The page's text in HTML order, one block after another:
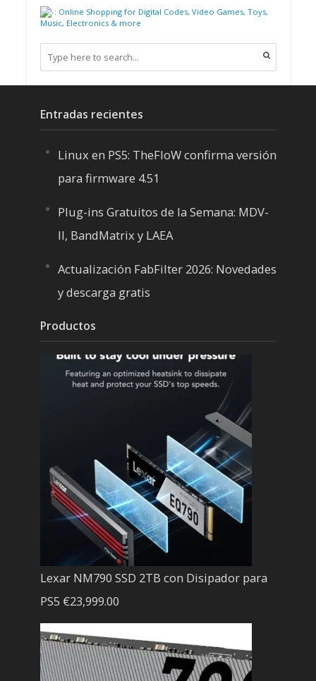
Entradas recientes
Linux en PS5: TheFloW confirma versión
para firmware 4.51
Plug-ins Gratuitos de la Semana: MDV-
II, BandMatrix y LAEA
Actualización FabFilter 2026: Novedades
y descarga gratis
Productos
Lexar NM790 SSD 2TB con Disipador para
PS5 €23,999.00